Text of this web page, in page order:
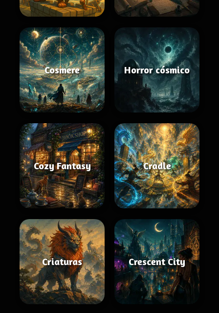
Cosmere Horror cósmico
Cozy Fantasy Cradle
Criaturas Crescent City